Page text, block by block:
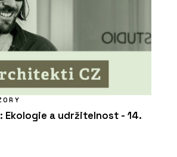
Ekologie a udržitelnost - 14.